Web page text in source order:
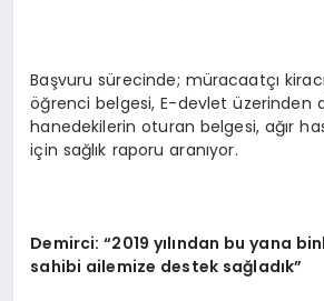
Başvuru sürecinde; müracaatçı
öğrenci belgesi, E-devlet üzerinden
hanedekilerin oturan belgesi, ağır
için sağlık raporu aranıyor.
Demirci: “2019 yılından bu yana
sahibi ailemize destek sağladık”